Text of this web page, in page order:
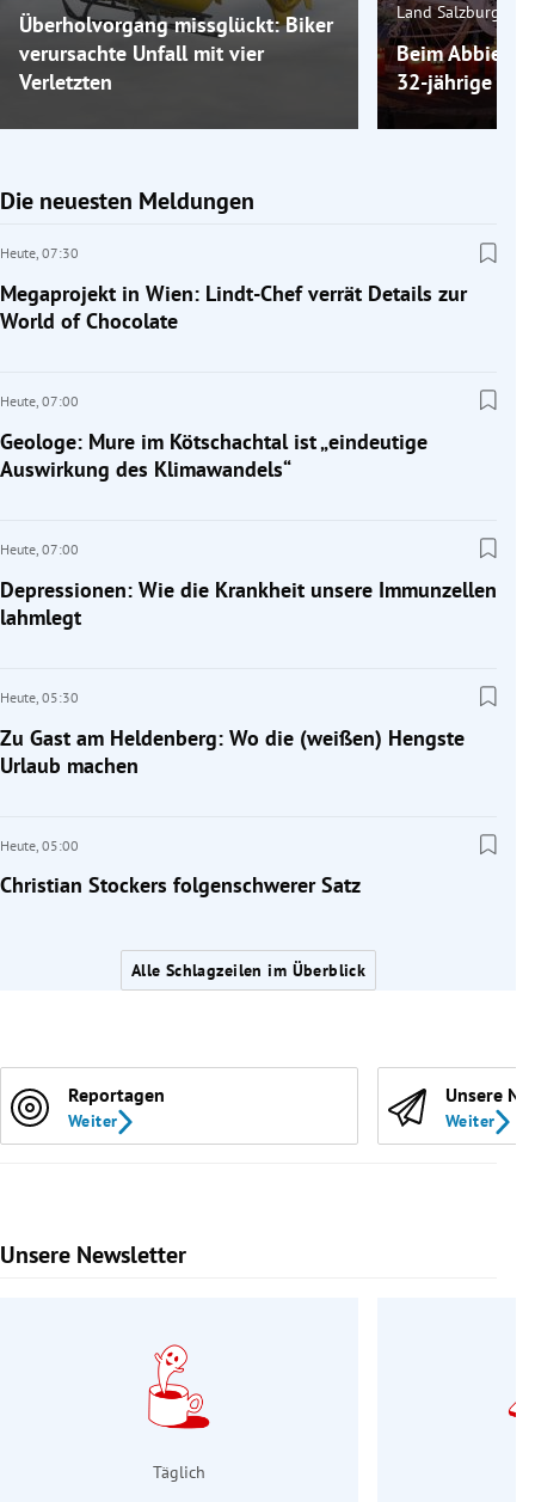
Überholvorgang missglückt: Biker
verursachte Unfall mit vier
Verletzten
Land Salzburg
Beim
32-jährige
Die neuesten Meldungen
Heute, 07:30
Megaprojekt in Wien: Lindt-Chef verrät Details zur
World of Chocolate
Heute, 07:00
Geologe: Mure im Kötschachtal ist „eindeutige
Auswirkung des Klimawandels“
Heute, 07:00
Depressionen: Wie die Krankheit unsere Immunzellen
lahmlegt
Heute, 05:30
Zu Gast am Heldenberg: Wo die (weißen) Hengste
Urlaub machen
Heute, 05:00
Christian Stockers folgenschwerer Satz
Alle Schlagzeilen im Überblick
Reportagen
Weiter
Unsere
Weiter
Unsere Newsletter
Slide 1 von 9
Täglich